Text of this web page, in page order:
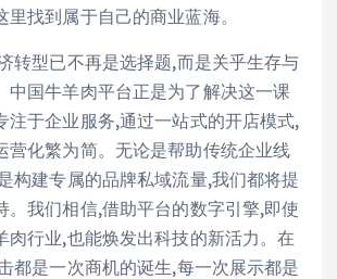
里找到属于自己的商业蓝海。
转型已不再是选择题,而是关乎生存与
中国牛羊肉平台正是为了解决这一课
注于企业服务,通过一站式的开店模式,
营化繁为简。无论是帮助传统企业线
构建专属的品牌私域流量,我们都将提
。我们相信,借助平台的数字引擎,即使
肉行业,也能焕发出科技的新活力。在
都是一次商机的诞生,每一次展示都是